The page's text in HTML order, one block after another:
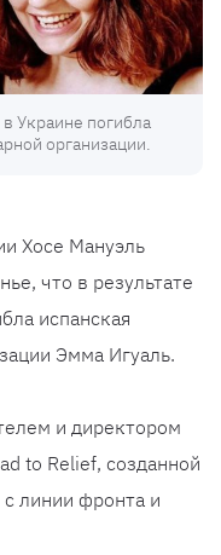
Украине погибла
организации.
Хосе Мануэль
что в результате
испанская
Эмма Игуаль.
и директором
to Relief, созданной
линии фронта и